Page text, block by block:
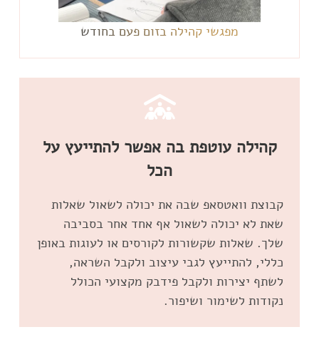
מפגשי קהילה בזום פעם בחודש
קהילה עוטפת בה אפשר להתייעץ על
הכל
קבוצת וואטסאפ שבה את יכולה לשאול שאלות
שאת לא יכולה לשאול אף אחד אחר בסביבה
שלך. שאלות שקשורות לקורסים או לעוגות באופן
כללי, להתייעץ לגבי עיצוב ולקבל השראה,
לשתף יצירות ולקבל פידבק מקצועי הכולל
נקודות לשימור ושיפור.